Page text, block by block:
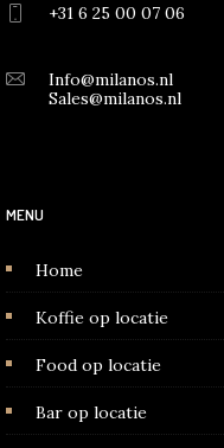
+31 6 25 00 07 06
Info@milanos.nl
Sales@milanos.nl
MENU
Home
Koffie op locatie
Food op locatie
Bar op locatie